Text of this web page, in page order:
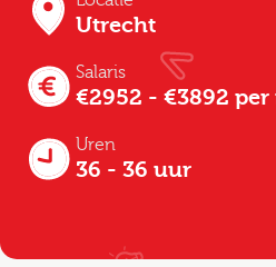
Utrecht
Salaris
€2952 - €3892 per
Uren
36 - 36 uur